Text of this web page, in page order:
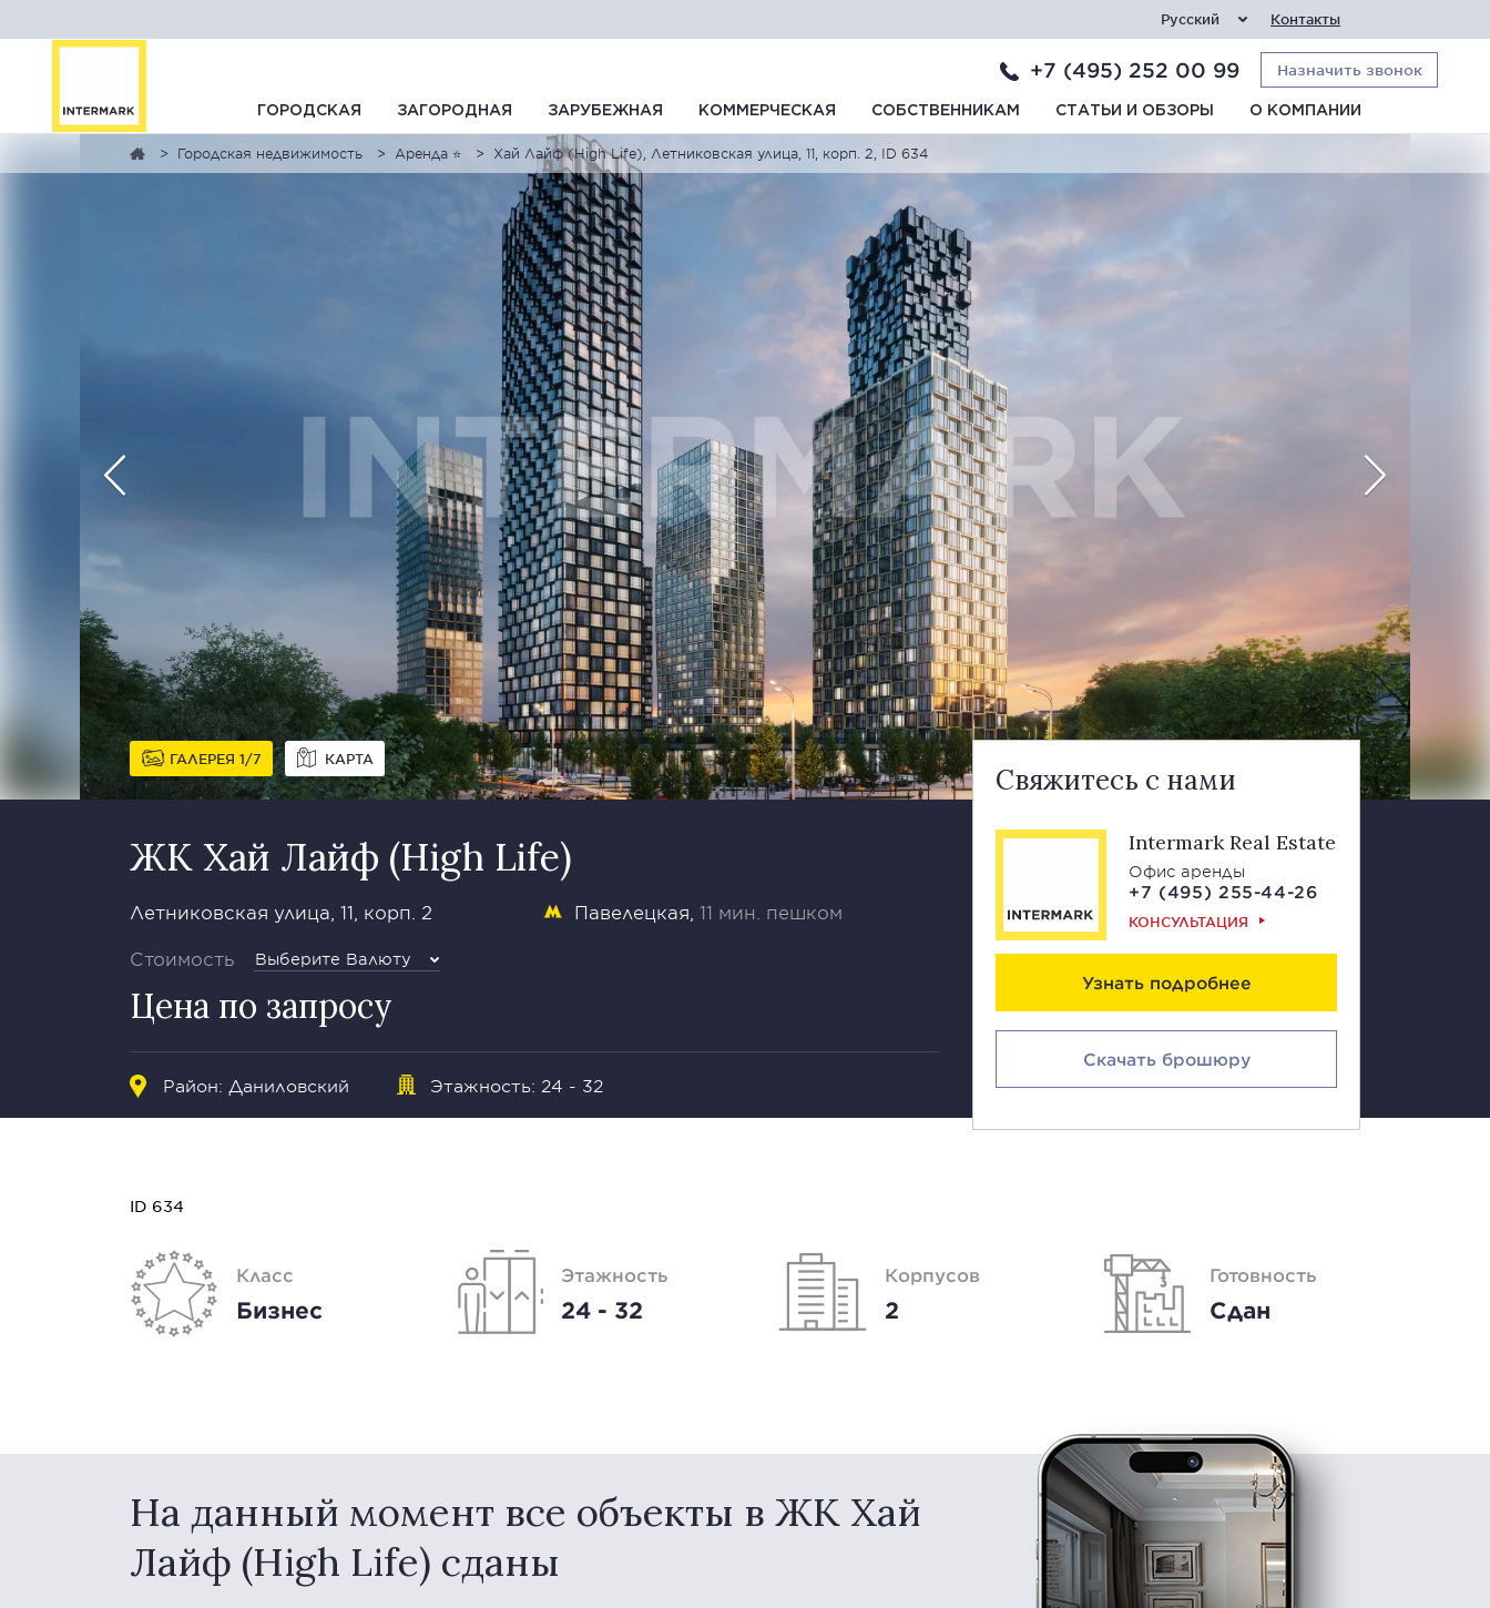
Русский Контакты
+7 (495) 252 00 99 Назначить звонок
ГОРОДСКАЯ ЗАГОРОДНАЯ ЗАРУБЕЖНАЯ КОММЕРЧЕСКАЯ СОБСТВЕННИКАМ СТАТЬИ И ОБЗОРЫ О КОМПАНИИ
Городская недвижимость Аренда ⭐ Хай Лайф (High Life), Летниковская улица, 11, корп. 2, ID 634
ГАЛЕРЕЯ 1 7 КАРТА
ЖК Хай Лайф (High Life)
Летниковская улица, 11, корп. 2 Павелецкая 11 мин. пешком
Стоимость Выберите Валюту
Цена по запросу
Район: Даниловский Этажность: 24 - 32
Свяжитесь с нами
Intermark Real Estate
Офис аренды
+7 (495) 255-44-26
КОНСУЛЬТАЦИЯ
Узнать подробнее
Скачать брошюру
ID 634
Класс
Бизнес
Этажность
24 - 32
Корпусов
2
Готовность
Сдан
На данный момент все объекты в ЖК Хай
Лайф (High Life) сданы